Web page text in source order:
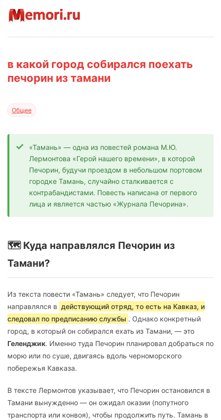
в какой город собирался поехать
печорин из тамани
Общее
«Тамань» — одна из повестей романа М.Ю.
Лермонтова «Герой нашего времени», в которой
Печорин, будучи проездом в небольшом портовом
городке Тамань, случайно сталкивается с
контрабандистами. Повесть написана от первого
лица и является частью «Журнала Печорина».
🗺️ Куда направлялся Печорин из
Тамани?
Из текста повести «Тамань» следует, что Печорин
направлялся в действующий отряд, то есть на Кавказ, и
следовал по предписанию службы . Однако конкретный
город, в который он собирался ехать из Тамани, — это
Геленджик. Именно туда Печорин планировал добраться по
морю или по суше, двигаясь вдоль черноморского
побережья Кавказа.
В тексте Лермонтов указывает, что Печорин остановился в
Тамани вынужденно — он ожидал оказии (попутного
транспорта или конвоя), чтобы продолжить путь. Тамань в